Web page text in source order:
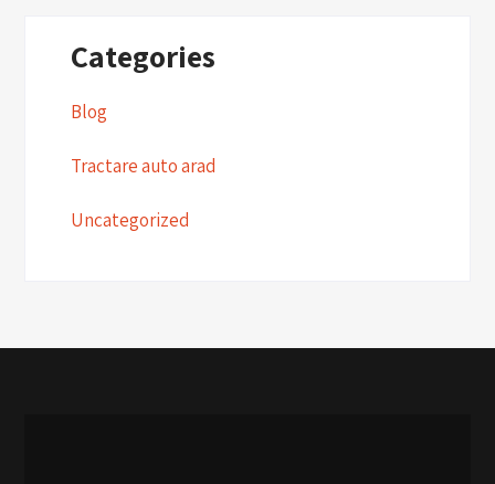
Categories
Blog
Tractare auto arad
Uncategorized